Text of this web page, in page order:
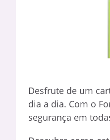
Desfrute de um
dia a dia. Com o
segurança em